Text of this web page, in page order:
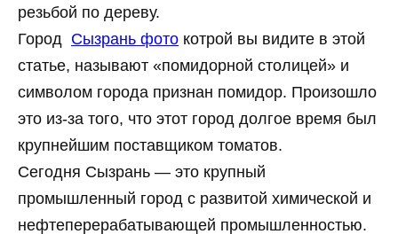
резьбой по дереву.
Город Cызрань фото котрой вы видите в этой
статье, называют «помидорной столицей» и
символом города признан помидор. Произошло
это из-за того, что этот город долгое время был
крупнейшим поставщиком томатов.
Сегодня Сызрань — это крупный
промышленный город с развитой химической и
нефтеперерабатывающей промышленностью.